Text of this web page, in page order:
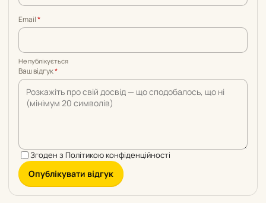
Email*
Не публікується
Ваш відгук*
Згоден з Політикою конфіденційності
Опублікувати відгук